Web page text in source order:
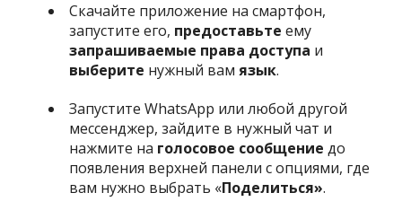
Скачайте приложение на смартфон,
запустите его, предоставьте ему
запрашиваемые права доступа и
выберите нужный вамязык.
Запустите WhatsApp или любой другой
мессенджер, зайдите в нужный чат и
нажмите на голосовое сообщение до
появления верхней панели с опциями, где
вам нужно выбрать «Поделиться».